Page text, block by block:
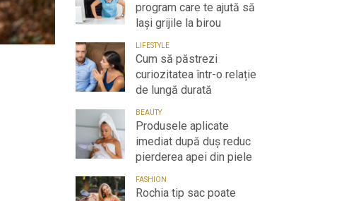
program care te ajută să
lași grijile la birou
LIFESTYLE
Cum să păstrezi
curiozitatea într-o relație
de lungă durată
BEAUTY
Produsele aplicate
imediat după duș reduc
pierderea apei din piele
FASHION
Rochia tip sac poate